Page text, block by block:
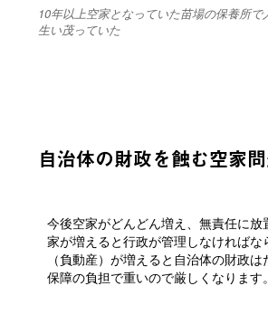
10年以上空家となっていた苗場の保養所
生い茂っていた
自治体の財政を蝕む空家
今後空家がどんどん増え、無責任に放
家が増えると行政が管理しなければな
（負動産）が増えると自治体の財政
保障の負担で重いので厳しくなります。